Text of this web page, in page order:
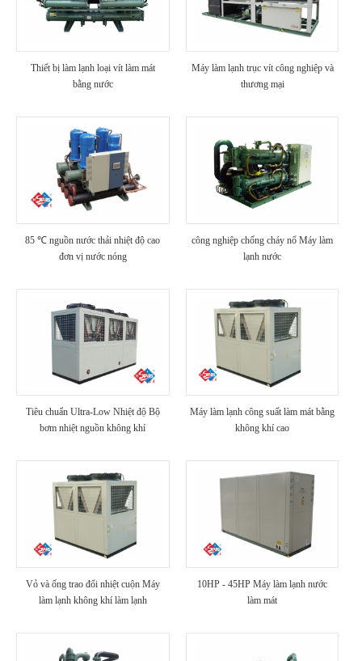
Thiết bị làm lạnh loại vít làm mát
bằng nước
Máy làm lạnh trục vít công nghiệp và
thương mại
85 ℃ nguồn nước thải nhiệt độ cao
đơn vị nước nóng
công nghiệp chống cháy nổ Máy làm
lạnh nước
Tiêu chuẩn Ultra-Low Nhiệt độ Bộ
bơm nhiệt nguồn không khí
Máy làm lạnh công suất làm mát bằng
không khí cao
Vỏ và ống trao đổi nhiệt cuộn Máy
làm lạnh không khí làm lạnh
10HP - 45HP Máy làm lạnh nước
làm mát